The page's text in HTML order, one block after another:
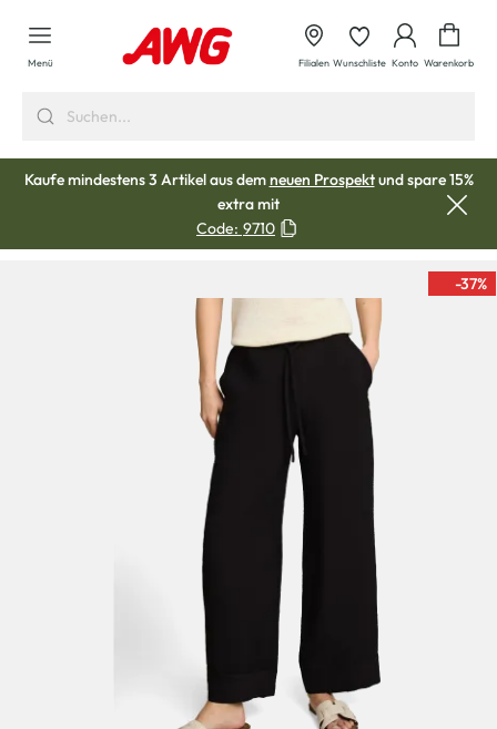
springen
Menü Filialen Wunschliste Konto Warenkorb
Kaufe mindestens 3 Artikel aus demneuen Prospektund spare 15%
extra mit
Code: 9710
-37%